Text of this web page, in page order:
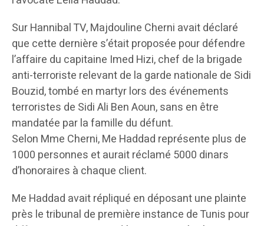
Sur Hannibal TV, Majdouline Cherni avait déclaré
que cette dernière s’était proposée pour défendre
l’affaire du capitaine Imed Hizi, chef de la brigade
anti-terroriste relevant de la garde nationale de Sidi
Bouzid, tombé en martyr lors des événements
terroristes de Sidi Ali Ben Aoun, sans en être
mandatée par la famille du défunt.
Selon Mme Cherni, Me Haddad représente plus de
1000 personnes et aurait réclamé 5000 dinars
d’honoraires à chaque client.
Me Haddad avait répliqué en déposant une plainte
près le tribunal de première instance de Tunis pour